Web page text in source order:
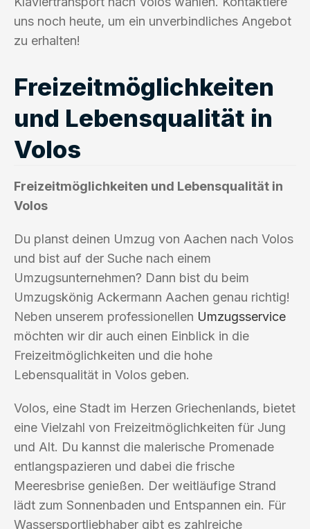
uns noch heute, um ein unverbindliches Angebot
zu erhalten!
Freizeitmöglichkeiten
und Lebensqualität in
Volos
Freizeitmöglichkeiten und Lebensqualität in
Volos
Du planst deinen Umzug von Aachen nach Volos
und bist auf der Suche nach einem
Umzugsunternehmen? Dann bist du beim
Umzugskönig Ackermann Aachen genau richtig!
Neben unserem professionellen Umzugsservice
möchten wir dir auch einen Einblick in die
Freizeitmöglichkeiten und die hohe
Lebensqualität in Volos geben.
Volos, eine Stadt im Herzen Griechenlands, bietet
eine Vielzahl von Freizeitmöglichkeiten für Jung
und Alt. Du kannst die malerische Promenade
entlangspazieren und dabei die frische
Meeresbrise genießen. Der weitläufige Strand
lädt zum Sonnenbaden und Entspannen ein. Für
Wassersportliebhaber gibt es zahlreiche